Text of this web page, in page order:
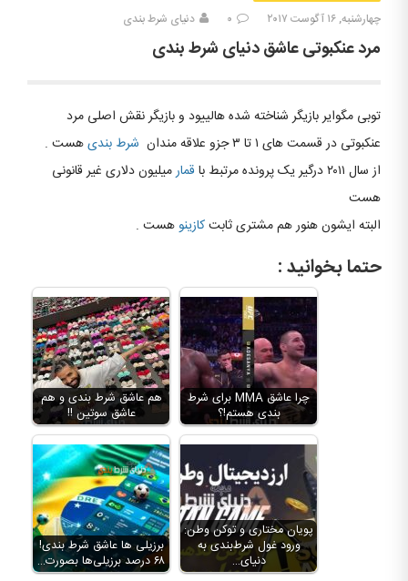
چهارشنبه, ۱۶ آگوست ۲۰۱۷
۰ دنیای شرط بندی
مرد عنکبوتی عاشق دنیای شرط بندی
توبی مگوایر بازیگر شناخته شده هالییود و بازیگر نقش اصلی مرد
عنکبوتی در قسمت های ۱ تا ۳ جزو علاقه مندان
شرط بندیهست .
از سال ۲۰۱۱ درگیر یک پرونده مرتبط با
قمارمیلیون دلاری غیر قانونی
هست
البته ایشون هنور هم مشتری ثابتکازینوهست .
حتما بخوانید :
هم عاشق شرط بندی و هم
عاشق سوتین !!
چرا عاشق MMA برای شرط
بندی هستم!؟
برزیلی ها عاشق شرط بندی!
۶۸ درصد برزیلی‌ها بصورت…
پویان مختاری و توکن وطن:
ورود غول شرط‌بندی به
دنیای…